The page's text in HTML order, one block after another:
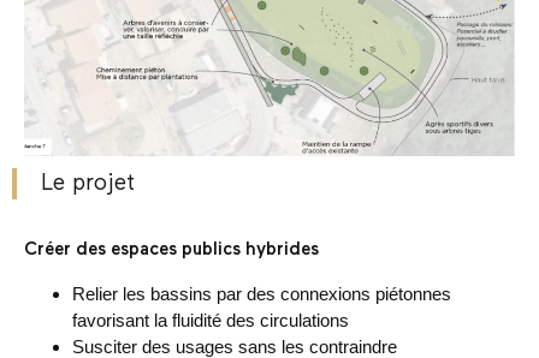
Le projet
Créer des espaces publics hybrides
Relier les bassins par des connexions piétonnes
favorisant la fluidité des circulations
Susciter des usages sans les contraindre